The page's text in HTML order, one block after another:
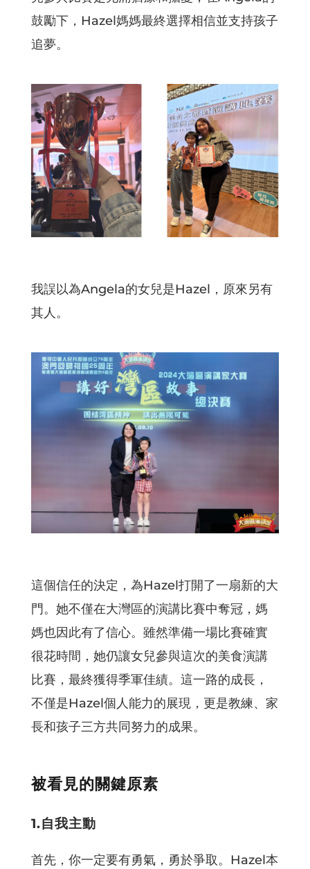
鼓勵下，Hazel媽媽最終選擇相信並支持孩子
追夢。
我誤以為Angela的女兒是Hazel，原來另有
其人。
這個信任的決定，為Hazel打開了一扇新的大
門。她不僅在大灣區的演講比賽中奪冠，媽
媽也因此有了信心。雖然準備一場比賽確實
很花時間，她仍讓女兒參與這次的美食演講
比賽，最終獲得季軍佳績。這一路的成長，
不僅是Hazel個人能力的展現，更是教練、家
長和孩子三方共同努力的成果。
被看見的關鍵原素
1.自我主動
首先，你一定要有勇氣，勇於爭取。Hazel本